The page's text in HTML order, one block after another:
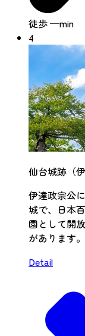
徒歩 ─min
4
仙台城跡（
伊達政宗公
城で、日本
園として開
があります。
Detail